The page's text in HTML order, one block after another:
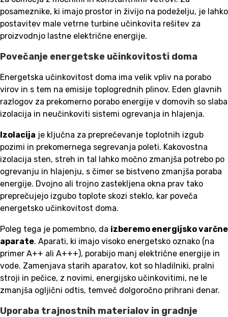
posameznike, ki imajo prostor in živijo na podeželju, je lahko
postavitev male vetrne turbine učinkovita rešitev za
proizvodnjo lastne električne energije.
Povečanje energetske učinkovitosti doma
Energetska učinkovitost doma ima velik vpliv na porabo
virov in s tem na emisije toplogrednih plinov. Eden glavnih
razlogov za prekomerno porabo energije v domovih so slaba
izolacija in neučinkoviti sistemi ogrevanja in hlajenja.
Izolacija je ključna za preprečevanje toplotnih izgub
pozimi in prekomernega segrevanja poleti. Kakovostna
izolacija sten, streh in tal lahko močno zmanjša potrebo po
ogrevanju in hlajenju, s čimer se bistveno zmanjša poraba
energije. Dvojno ali trojno zastekljena okna prav tako
preprečujejo izgubo toplote skozi steklo, kar poveča
energetsko učinkovitost doma.
Poleg tega je pomembno, da izberemo energijsko varčne
aparate. Aparati, ki imajo visoko energetsko oznako (na
primer A++ ali A+++), porabijo manj električne energije in
vode. Zamenjava starih aparatov, kot so hladilniki, pralni
stroji in pečice, z novimi, energijsko učinkovitimi, ne le
zmanjša ogljični odtis, temveč dolgoročno prihrani denar.
Uporaba trajnostnih materialov in gradnje